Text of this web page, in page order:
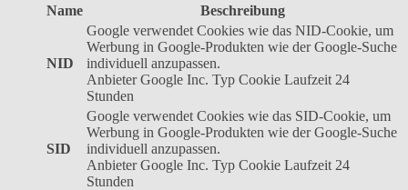
Name
Beschreibung
NID
Google verwendet Cookies wie das NID-Cookie, um
Werbung in Google-Produkten wie der Google-Suche
individuell anzupassen.
Anbieter Google Inc. Typ Cookie Laufzeit 24
Stunden
SID
Google verwendet Cookies wie das SID-Cookie, um
Werbung in Google-Produkten wie der Google-Suche
individuell anzupassen.
Anbieter Google Inc. Typ Cookie Laufzeit 24
Stunden